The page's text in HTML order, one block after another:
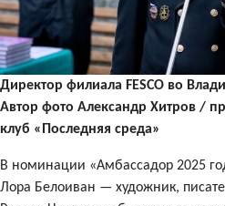
Директор филиала FESCO во
Автор фото Александр Хитров /
клуб «Последняя среда»
В номинации «Амбассадор 2025
Лора Белоиван — художник,